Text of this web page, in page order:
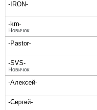
-IRON-
-km-
Новичок
-Pastor-
-SVS-
Новичок
-Алексей-
-Сергей-